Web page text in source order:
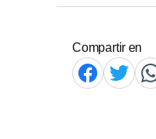
Compartir en